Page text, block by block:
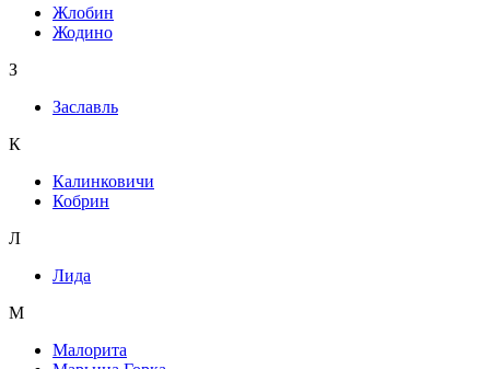
Жлобин
Жодино
З
Заславль
К
Калинковичи
Кобрин
Л
Лида
М
Малорита